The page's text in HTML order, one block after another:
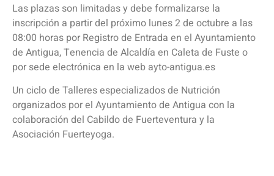
Las plazas son limitadas y debe formalizarse la
inscripción a partir del próximo lunes 2 de octubre a las
08:00 horas por Registro de Entrada en el Ayuntamiento
de Antigua, Tenencia de Alcaldía en Caleta de Fuste o
por sede electrónica en la web ayto-antigua.es
Un ciclo de Talleres especializados de Nutrición
organizados por el Ayuntamiento de Antigua con la
colaboración del Cabildo de Fuerteventura y la
Asociación Fuerteyoga.